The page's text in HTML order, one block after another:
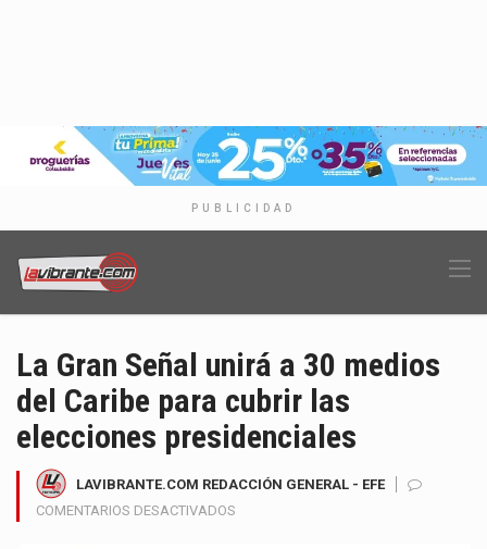
PUBLICIDAD
La Gran Señal unirá a 30 medios
del Caribe para cubrir las
elecciones presidenciales
LAVIBRANTE.COM REDACCIÓN GENERAL - EFE
COMENTARIOS DESACTIVADOS